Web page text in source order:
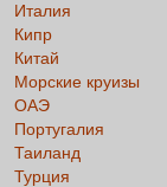
Италия
Кипр
Китай
Морские круизы
ОАЭ
Португалия
Таиланд
Турция